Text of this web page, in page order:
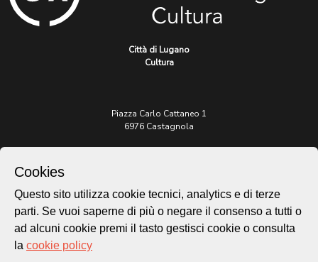
Città di Lugano
Cultura
Piazza Carlo Cattaneo 1
6976 Castagnola
patrimonio@lugano.ch
t. +41 58 866 68 50
Sito istituzionale:
Cookies
Questo sito utilizza cookie tecnici, analytics e di terze
parti. Se vuoi saperne di più o negare il consenso a tutti o
ad alcuni cookie premi il tasto gestisci cookie o consulta
la cookie policy